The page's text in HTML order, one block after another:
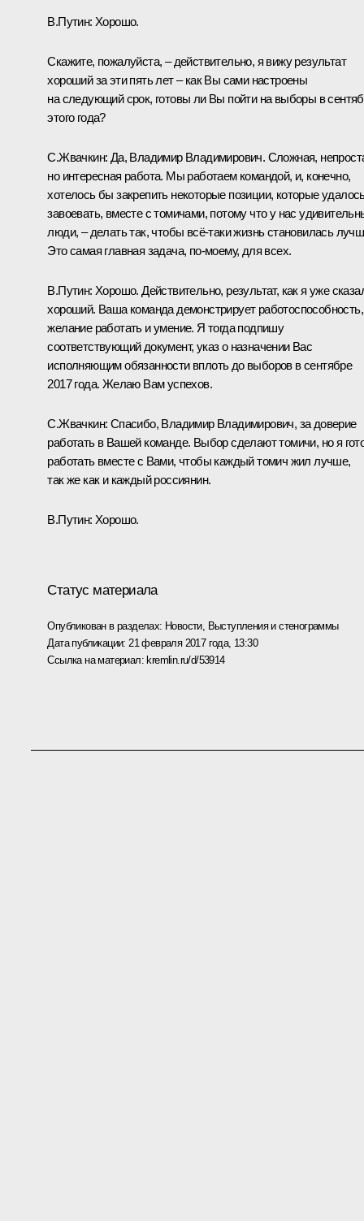
В.Путин: Хорошо.
Скажите, пожалуйста, – действительно, я вижу результат
хороший за эти пять лет – как Вы сами настроены
на следующий срок, готовы ли Вы пойти на выборы в
этого года?
С.Жвачкин: Да, Владимир Владимирович. Сложная,
но интересная работа. Мы работаем командой, и, конечно,
хотелось бы закрепить некоторые позиции, которые
завоевать, вместе с томичами, потому что у нас
люди, – делать так, чтобы всё-таки жизнь становилась
Это самая главная задача, по-моему, для всех.
В.Путин: Хорошо. Действительно, результат, как я уже
хороший. Ваша команда демонстрирует работоспособность,
желание работать и умение. Я тогда подпишу
соответствующий документ, указ о назначении Вас
исполняющим обязанности вплоть до выборов в сентябре
2017 года. Желаю Вам успехов.
С.Жвачкин: Спасибо, Владимир Владимирович, за доверие
работать в Вашей команде. Выбор сделают томичи, но я
работать вместе с Вами, чтобы каждый томич жил лучше,
так же как и каждый россиянин.
В.Путин: Хорошо.
Статус материала
Опубликован в разделах: Новости, Выступления и стенограммы
Дата публикации: 21 февраля 2017 года, 13:30
Ссылка на материал: kremlin.ru/d/53914